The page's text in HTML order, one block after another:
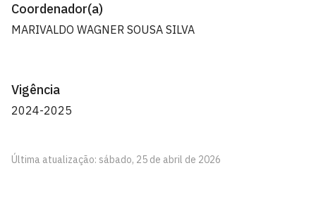
Coordenador(a)
MARIVALDO WAGNER SOUSA SILVA
Vigência
2024-2025
Última atualização: sábado, 25 de abril de 2026